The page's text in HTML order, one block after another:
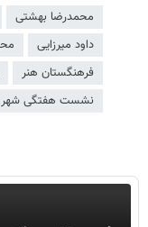
محمدرضا بهشتی
داود میرزایی
فرهنگستان هنر
نشست هفتگی شهر